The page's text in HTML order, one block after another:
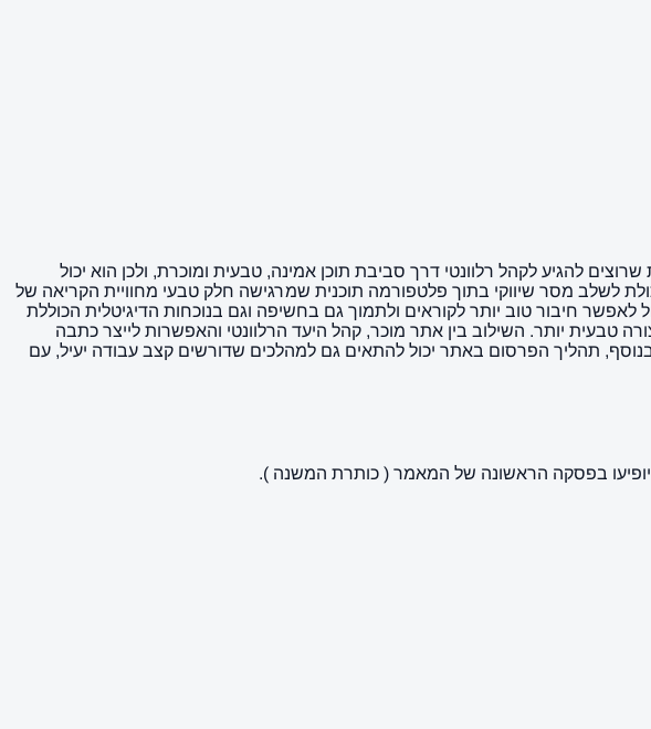
להגיע לקהל רלוונטי דרך סביבת תוכן אמינה, טבעית ומוכרת, ולכן הוא יכול
לשלב מסר שיווקי בתוך פלטפורמה תוכנית שמרגישה חלק טבעי מחוויית הקריאה של
חיבור טוב יותר לקוראים ולתמוך גם בחשיפה וגם בנוכחות הדיגיטלית הכוללת
טבעית יותר. השילוב בין אתר מוכר, קהל היעד הרלוונטי והאפשרות לייצר כתבה
תהליך הפרסום באתר יכול להתאים גם למהלכים שדורשים קצב עבודה יעיל, עם